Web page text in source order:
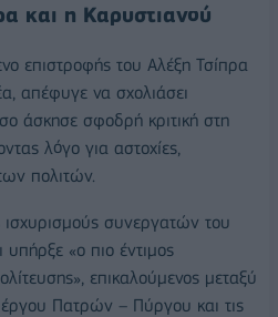
και η Καρυστιανού
επιστροφής του Αλέξη Τσίπρα
απέφυγε να σχολιάσει
άσκησε σφοδρή κριτική στη
λόγο για αστοχίες,
πολιτών.
συνεργατών του
«ο πιο έντιμος
επικαλούμενος μεταξύ
Πατρών – Πύργου και τις